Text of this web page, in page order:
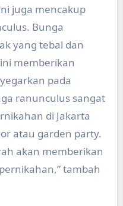
juga mencakup
Bunga
yang tebal dan
memberikan
pada
ranunculus sangat
di Jakarta
atau garden party.
akan memberikan
tambah